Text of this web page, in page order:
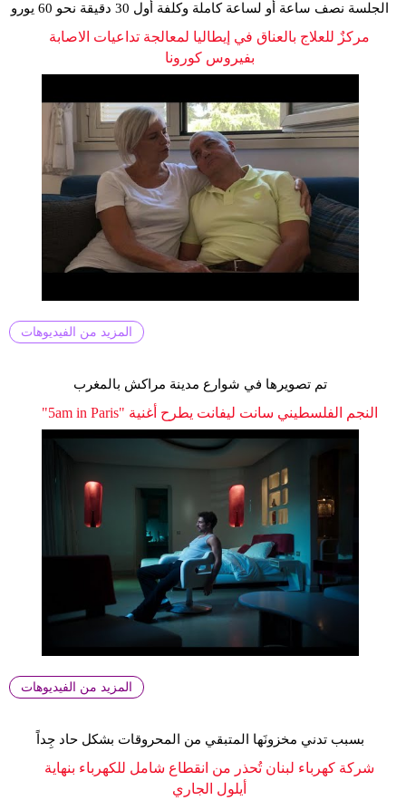
الجلسة نصف ساعة أو لساعة كاملة وكلفة أول 30 دقيقة نحو 60 يورو
مركزٌ للعلاج بالعناق في إيطاليا لمعالجة تداعيات الاصابة
بفيروس كورونا
المزيد من الفيديوهات
تم تصويرها في شوارع مدينة مراكش بالمغرب
النجم الفلسطيني سانت ليفانت يطرح أغنية "5am in Paris"
المزيد من الفيديوهات
بسبب تدني مخزونَها المتبقي من المحروقات بشكل حاد جِداً
شركة كهرباء لبنان تُحذر من انقطاع شامل للكهرباء بنهاية
أيلول الجاري